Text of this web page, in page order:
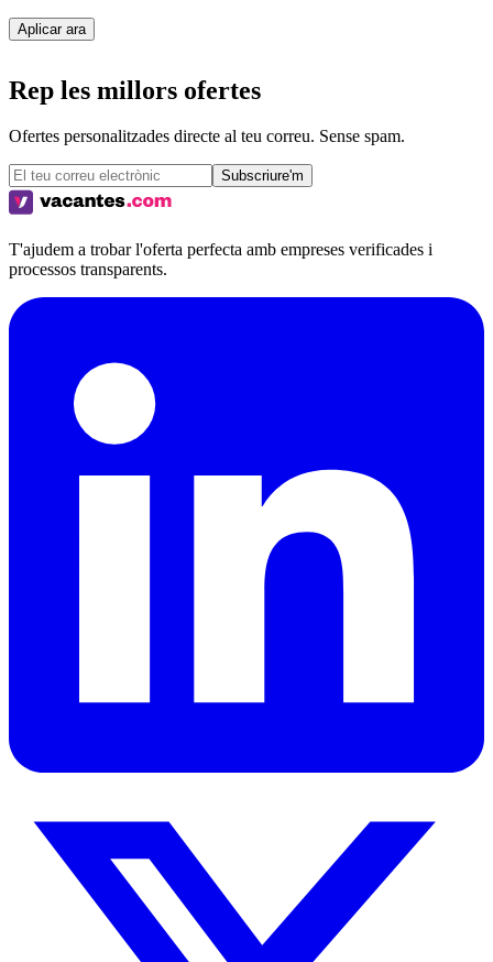
Aplicar ara
Rep les millors ofertes
Ofertes personalitzades directe al teu correu. Sense spam.
Subscriure'm
T'ajudem a trobar l'oferta perfecta amb empreses verificades i
processos transparents.